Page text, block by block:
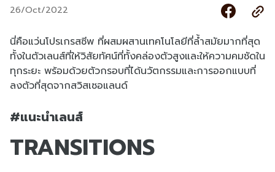
26/Oct/2022
นี่คือแว่นโปรเกรสซีพ ที่ผสมผสานเทคโนโลยีที่ล้ำสมัยมากที่สุด
ทั้งในตัวเลนส์ที่ให้วิสัยทัศน์ที่ทั้งคล่องตัวสูงและให้ความคมชัดใน
ทุกระยะ พร้อมด้วยตัวกรอบที่ได้นวัตกรรมและการออกแบบที่
ลงตัวที่สุดจากสวิสเซอแลนด์
#แนะนำเลนส์
TRANSITIONS